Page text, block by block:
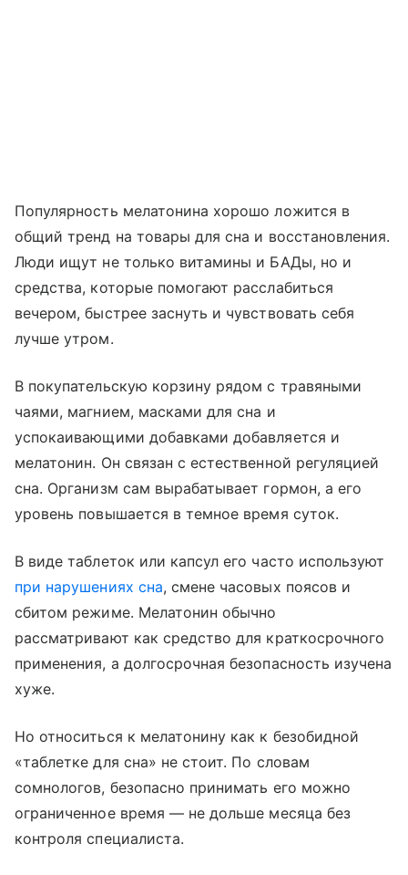
Популярность мелатонина хорошо ложится в
общий тренд на товары для сна и восстановления.
Люди ищут не только витамины и БАДы, но и
средства, которые помогают расслабиться
вечером, быстрее заснуть и чувствовать себя
лучше утром.
В покупательскую корзину рядом с травяными
чаями, магнием, масками для сна и
успокаивающими добавками добавляется и
мелатонин. Он связан с естественной регуляцией
сна. Организм сам вырабатывает гормон, а его
уровень повышается в темное время суток.
В виде таблеток или капсул его часто используют
при нарушениях сна, смене часовых поясов и
сбитом режиме. Мелатонин обычно
рассматривают как средство для краткосрочного
применения, а долгосрочная безопасность изучена
хуже.
Но относиться к мелатонину как к безобидной
«таблетке для сна» не стоит. По словам
сомнологов, безопасно принимать его можно
ограниченное время — не дольше месяца без
контроля специалиста.